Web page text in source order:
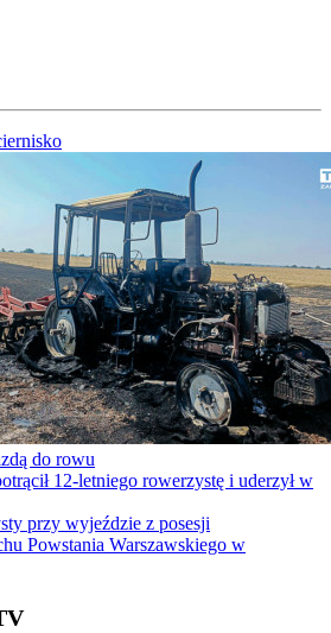
do rowu
12-letniego rowerzystę i uderzył w
przy wyjeździe z posesji
Powstania Warszawskiego w